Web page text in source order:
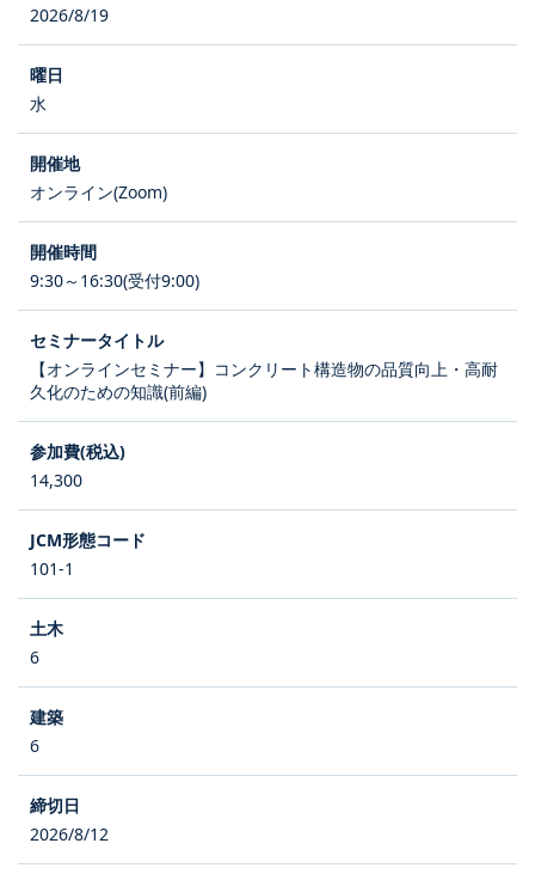
2026/8/19
水
オンライン(Zoom)
9:30～16:30(受付9:00)
【オンラインセミナー】コンクリート構造物の品質向上・高耐
久化のための知識(前編)
14,300
101-1
6
6
2026/8/12